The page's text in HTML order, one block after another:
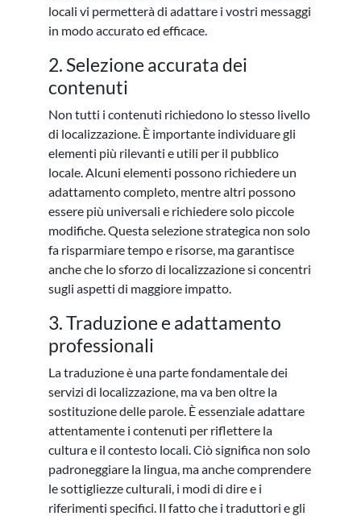
locali vi permetterà di adattare i vostri messaggi
in modo accurato ed efficace.
2. Selezione accurata dei
contenuti
Non tutti i contenuti richiedono lo stesso livello
di localizzazione. È importante individuare gli
elementi più rilevanti e utili per il pubblico
locale. Alcuni elementi possono richiedere un
adattamento completo, mentre altri possono
essere più universali e richiedere solo piccole
modifiche. Questa selezione strategica non solo
fa risparmiare tempo e risorse, ma garantisce
anche che lo sforzo di localizzazione si concentri
sugli aspetti di maggiore impatto.
3. Traduzione e adattamento
professionali
La traduzione è una parte fondamentale dei
servizi di localizzazione, ma va ben oltre la
sostituzione delle parole. È essenziale adattare
attentamente i contenuti per riflettere la
cultura e il contesto locali. Ciò significa non solo
padroneggiare la lingua, ma anche comprendere
le sottigliezze culturali, i modi di dire e i
riferimenti specifici. Il fatto che i traduttori e gli